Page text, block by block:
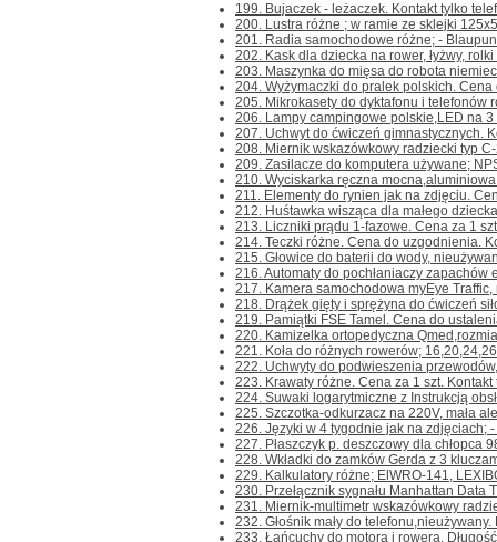
199. Bujaczek - leżaczek. Kontakt tylko
200. Lustra różne ; w ramie ze sklejki
201. Radia samochodowe różne; -
202. Kask dla dziecka na rower, łyżwy,
203. Maszynka do mięsa do robota
204. Wyżymaczki do pralek polskich.
205. Mikrokasety do dyktafonu i telefonów
206. Lampy campingowe polskie,LED na
207. Uchwyt do ćwiczeń gimnastycznych.
208. Miernik wskazówkowy radziecki typ
209. Zasilacze do komputera używane;
210. Wyciskarka ręczna
211. Elementy do rynien jak na zdjęciu.
212. Huśtawka wisząca dla małego
213. Liczniki prądu 1-fazowe. Cena za 1
214. Teczki różne. Cena do uzgodnienia.
215. Głowice do baterii do wody,
216. Automaty do pochłaniaczy zapachów
217. Kamera samochodowa myEye
218. Drążek gięty i sprężyna do ćwiczeń
219. Pamiątki FSE Tamel. Cena do
220. Kamizelka ortopedyczna
221. Koła do różnych rowerów;
222. Uchwyty do podwieszenia
223. Krawaty różne. Cena za 1 szt.
224. Suwaki logarytmiczne z Instrukcją
225. Szczotka-odkurzacz na 220V, mała
226. Języki w 4 tygodnie jak na zdjęciach;
227. Płaszczyk p. deszczowy dla chłopca
228. Wkładki do zamków Gerda z 3
229. Kalkulatory różne; ElWRO-141,
230. Przełącznik sygnału Manhattan Data
231. Miernik-multimetr wskazówkowy
232. Głośnik mały do
233. Łańcuchy do motora i rowera.